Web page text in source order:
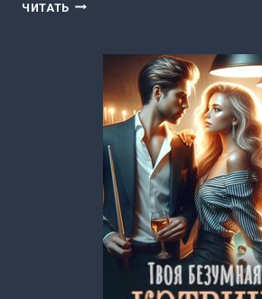
ЧИТАТЬ ЖЕМЧУЖИНА
(ЧЕРЕДИЙ
ГАЛИНА)